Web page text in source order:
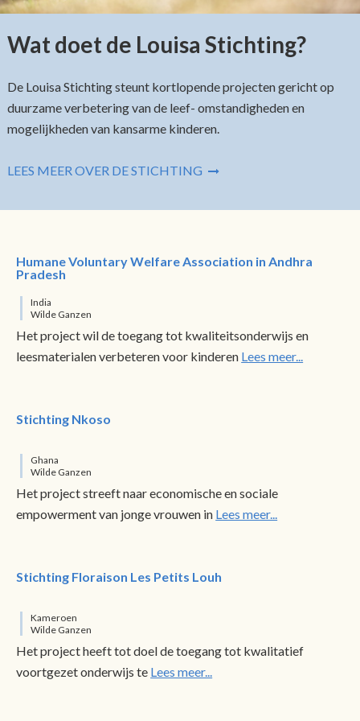
Wat doet de Louisa Stichting?
De Louisa Stichting steunt kortlopende projecten gericht op
duurzame verbetering van de leef- omstandigheden en
mogelijkheden van kansarme kinderen.
LEES MEER OVER DE STICHTING
Humane Voluntary Welfare Association in Andhra
Pradesh
India
Wilde Ganzen
Het project wil de toegang tot kwaliteitsonderwijs en
leesmaterialen verbeteren voor kinderen Lees meer...
Stichting Nkoso
Ghana
Wilde Ganzen
Het project streeft naar economische en sociale
empowerment van jonge vrouwen in Lees meer...
Stichting Floraison Les Petits Louh
Kameroen
Wilde Ganzen
Het project heeft tot doel de toegang tot kwalitatief
voortgezet onderwijs te Lees meer...